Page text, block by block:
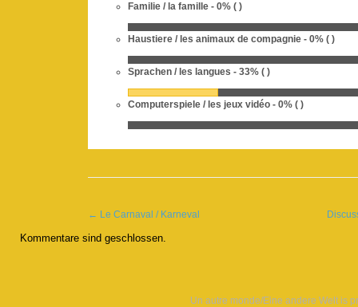
Familie / la famille - 0% ( )
Haustiere / les animaux de compagnie - 0% ( )
Sprachen / les langues - 33% ( )
Computerspiele / les jeux vidéo - 0% ( )
← Le Carnaval / Karneval
Kommentare sind geschlossen.
Un autre monde/Eine andere Welt is